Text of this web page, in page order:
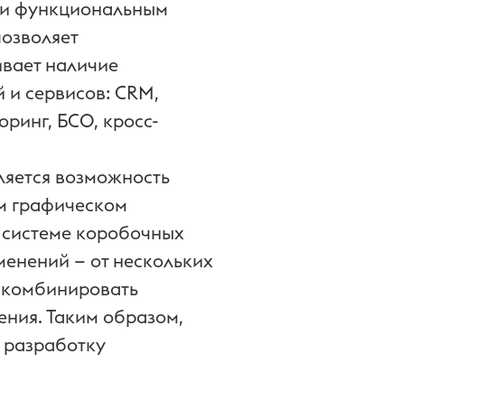
функциональным
наличие
сервисов: CRM,
БСО, кросс-
возможность
графическом
коробочных
— от нескольких
Таким образом,